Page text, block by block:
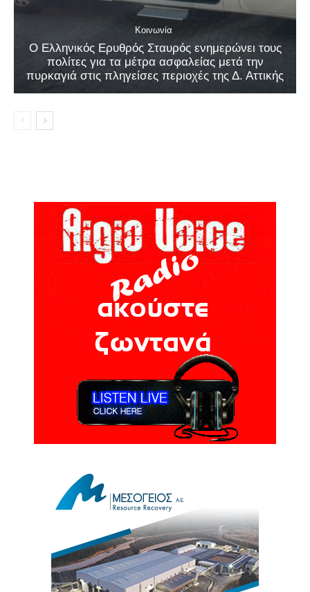
Κοινωνία
Ο Ελληνικός Ερυθρός Σταυρός ενημερώνει τους
πολίτες για τα μέτρα ασφαλείας μετά την
πυρκαγιά στις πληγείσες περιοχές της Δ. Αττικής